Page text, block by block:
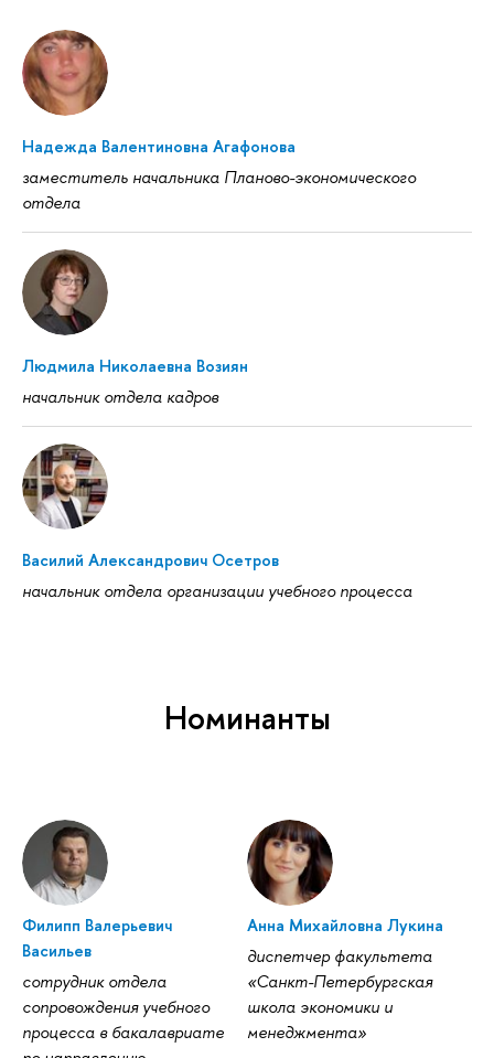
Надежда Валентиновна Агафонова
заместитель начальника Планово-экономического
отдела
Людмила Николаевна Возиян
начальник отдела кадров
Василий Александрович Осетров
начальник отдела организации учебного процесса
Номинанты
Филипп Валерьевич
Васильев
сотрудник отдела
сопровождения учебного
процесса в бакалавриате
Анна Михайловна Лукина
диспетчер факультета
«Санкт-Петербургская
школа экономики и
менеджмента»